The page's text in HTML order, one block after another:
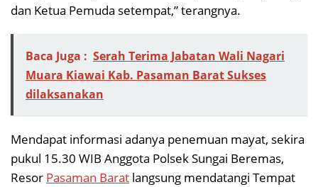
dan Ketua Pemuda setempat,” terangnya.
Baca Juga : Serah Terima Jabatan Wali Nagari
Muara Kiawai Kab. Pasaman Barat Sukses
dilaksanakan
Mendapat informasi adanya penemuan mayat, sekira
pukul 15.30 WIB Anggota Polsek Sungai Beremas,
Resor Pasaman Barat langsung mendatangi Tempat